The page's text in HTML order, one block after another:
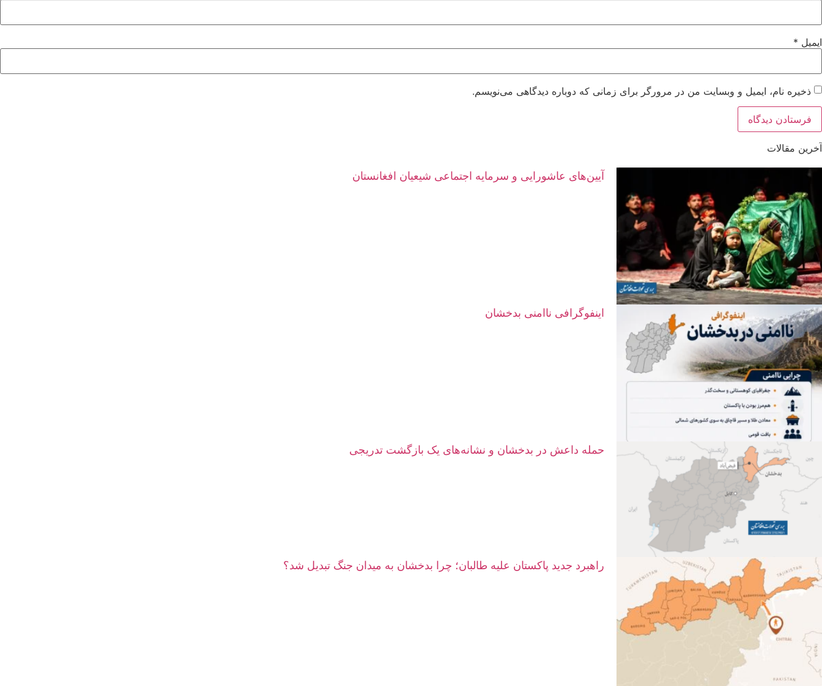
ایمیل *
ذخیره نام، ایمیل و وبسایت من در مرورگر برای زمانی که دوباره دیدگاهی می‌نویسم.
آخرین مقالات
آیین‌های عاشورایی و سرمایه اجتماعی شیعیان افغانستان
اینفوگرافی ناامنی بدخشان
حمله داعش در بدخشان و نشانه‌های یک بازگشت تدریجی
راهبرد جدید پاکستان علیه طالبان؛ چرا بدخشان به میدان جنگ تبدیل شد؟